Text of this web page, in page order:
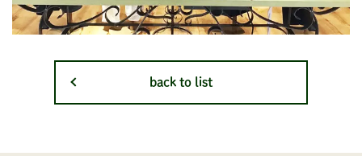
back to list